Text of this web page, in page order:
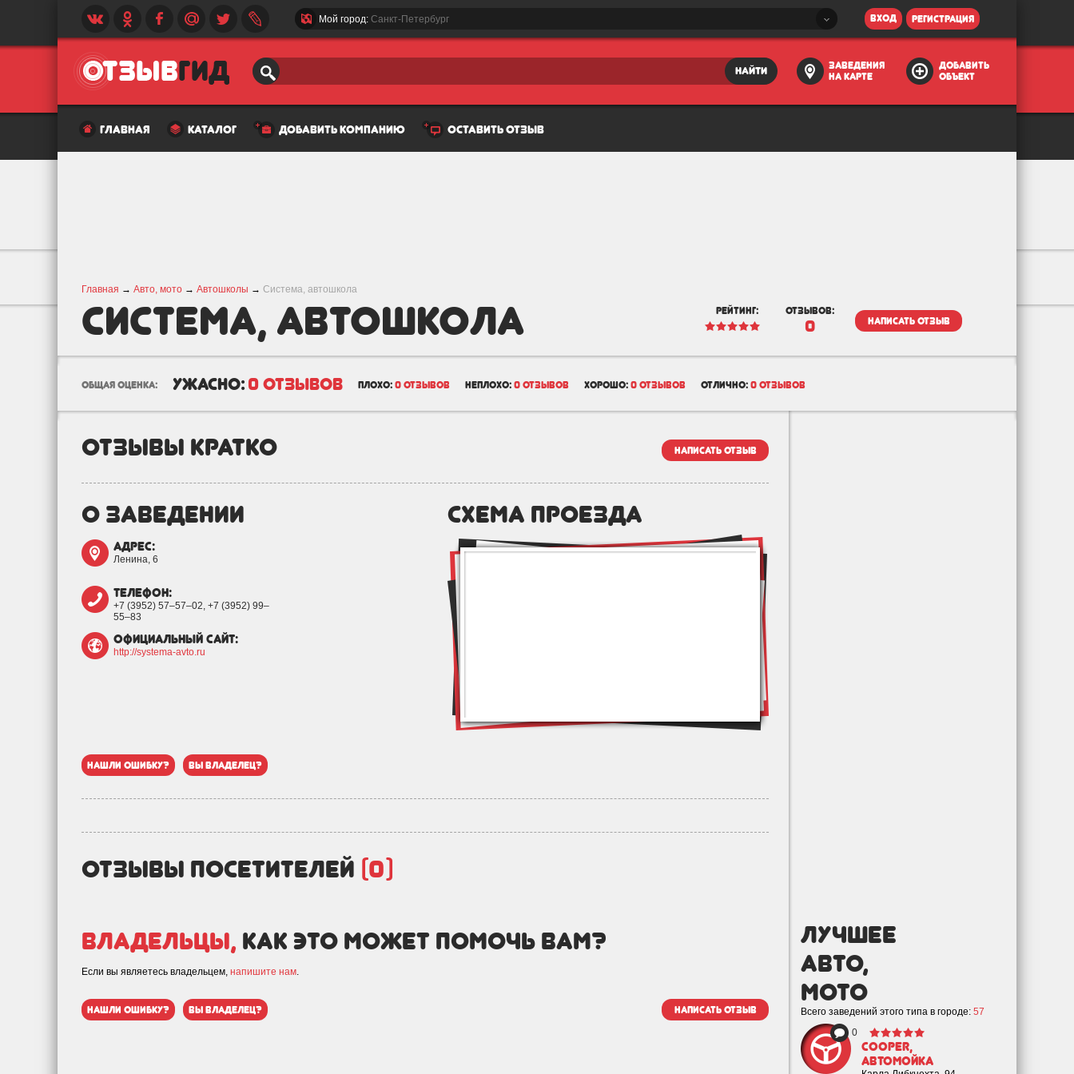
Мой город: Санкт-Петербург вход регистрация
найти
заведения
на карте
добавить
объект
главная каталог добавить компанию оставить отзыв
Главная → Авто, мото → Автошколы → Система, автошкола
Система, автошкола рейтинг: отзывов:
0 написать отзыв
общая оценка: ужасно: 0 отзывов плохо: 0 отзывов неплохо: 0 отзывов хорошо: 0 отзывов отлично: 0 отзывов
лучшее
Авто,
мото
Всего заведений этого типа в городе: 57
0
Cooper,
автомойка
отзывы кратко написать отзыв
о заведении
адрес:
Ленина, 6
телефон:
+7 (3952) 57‒57‒02, +7 (3952) 99‒
55‒83
официальный сайт:
http://systema-avto.ru
схема проезда
нашли ошибку? вы владелец?
отзывы посетителей (0)
Владельцы, как это может помочь вам?
Если вы являетесь владельцем, напишите нам.
нашли ошибку? вы владелец? написать отзыв